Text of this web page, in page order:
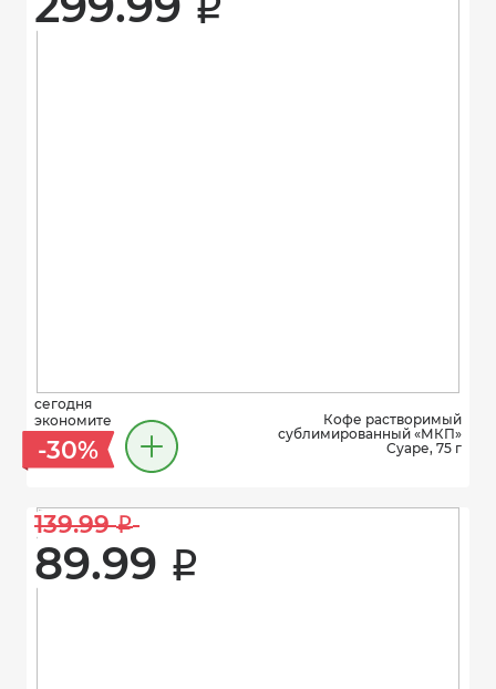
i
сегодня
экономите
-30%
Кофе растворимый
сублимированный «МКП»
Суаре, 75 г
139.99 i
89.99 i